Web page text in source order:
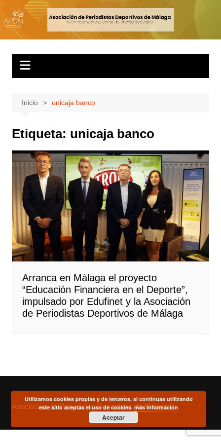
Inicio unicaja banco
Etiqueta: unicaja banco
Arranca en Málaga el proyecto
“Educación Financiera en el Deporte”,
impulsado por Edufinet y la Asociación
de Periodistas Deportivos de Málaga
Asociación de Periodistas Deportivos de Málaga |
Utilizamos cookies propias y de terceros, si continuas utilizando
este sitio aceptas el uso de cookies.más información
Aceptar